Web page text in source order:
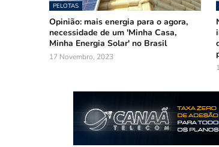
PELOTAS
Opinião: mais energia para o agora,
necessidade de um 'Minha Casa,
Minha Energia Solar' no Brasil
17 Novembro, 2023